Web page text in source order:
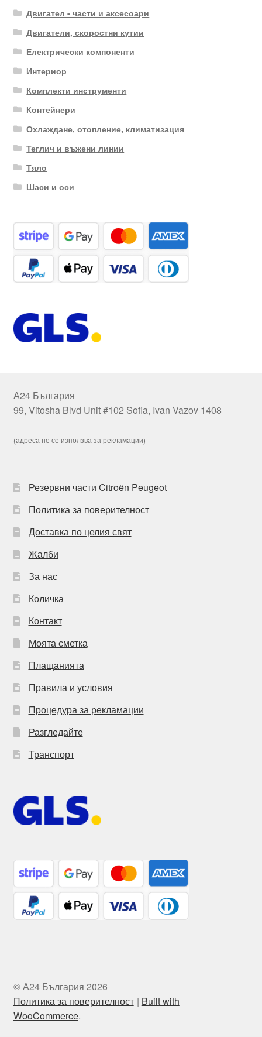
Двигател - части и аксесоари
Двигатели, скоростни кутии
Електрически компоненти
Интериор
Комплекти инструменти
Контейнери
Охлаждане, отопление, климатизация
Теглич и въжени линии
Тяло
Шаси и оси
А24 България
99, Vitosha Blvd Unit #102 Sofia, Ivan Vazov 1408
(адреса не се използва за рекламации)
Резервни части Citroën Peugeot
Политика за поверителност
Доставка по целия свят
Жалби
За нас
Количка
Контакт
Моята сметка
Плащанията
Правила и условия
Процедура за рекламации
Разгледайте
Транспорт
© А24 България 2026
Политика за поверителност
Built with
WooCommerce.